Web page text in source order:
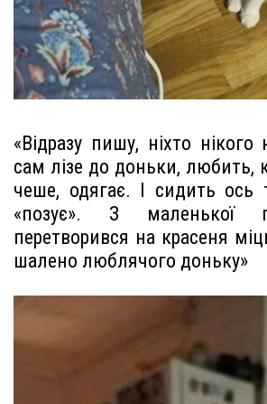
«Відразу пишу, ніхто
сам лізе до доньки, любить,
чеше, одягає. І сидить ось
«позує». З маленької
перетворився на красеня
шалено люблячого доньку»